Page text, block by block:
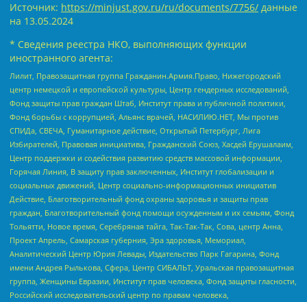
Источник: https://minjust.gov.ru/ru/documents/7756/ данные
на 13.05.2024
* Сведения реестра НКО, выполняющих функции
иностранного агента:
Лилит, Правозащитная группа Гражданин.Армия.Право, Нижегородский
центр немецкой и европейской культуры, Центр гендерных исследований,
Фонд защиты прав граждан Штаб, Институт права и публичной политики,
Фонд борьбы с коррупцией, Альянс врачей, НАСИЛИЮ.НЕТ, Мы против
СПИДа, СВЕЧА, Гуманитарное действие, Открытый Петербург, Лига
Избирателей, Правовая инициатива, Гражданский Союз, Хасдей Ерушалаим,
Центр поддержки и содействия развитию средств массовой информации,
Горячая Линия, В защиту прав заключенных, Институт глобализации и
социальных движений, Центр социально-информационных инициатив
Действие, Благотворительный фонд охраны здоровья и защиты прав
граждан, Благотворительный фонд помощи осужденным и их семьям, Фонд
Тольятти, Новое время, Серебряная тайга, Так-Так-Так, Сова, центр Анна,
Проект Апрель, Самарская губерния, Эра здоровья, Мемориал,
Аналитический Центр Юрия Левады, Издательство Парк Гагарина, Фонд
имени Андрея Рылькова, Сфера, Центр СИБАЛЬТ, Уральская правозащитная
группа, Женщины Евразии, Институт прав человека, Фонд защиты гласности,
Российский исследовательский центр по правам человека,